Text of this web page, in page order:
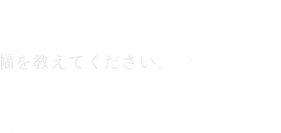
を教えてください。